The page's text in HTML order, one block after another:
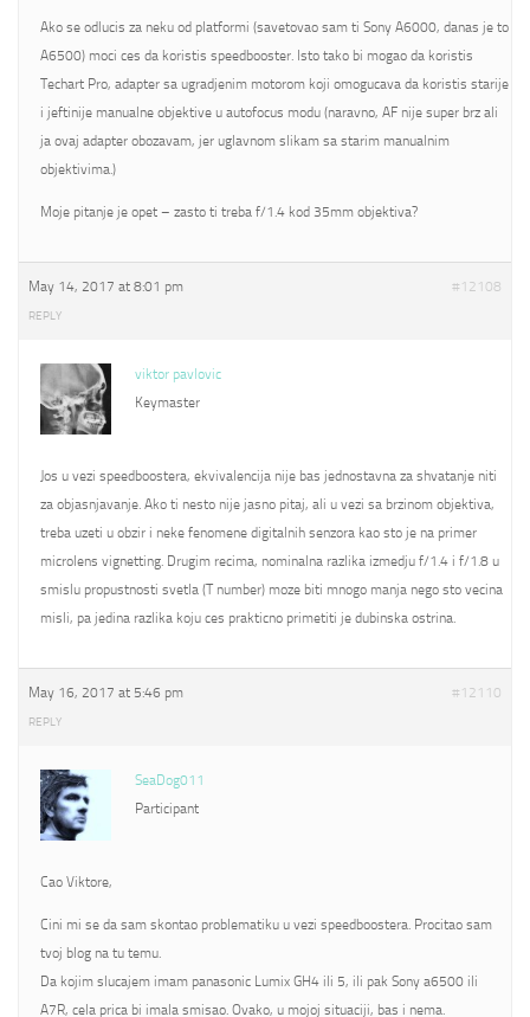
Ako se odlucis za neku od platformi (savetovao sam ti Sony A6000, danas je to
A6500) moci ces da koristis speedbooster. Isto tako bi mogao da koristis
Techart Pro, adapter sa ugradjenim motorom koji omogucava da koristis starije
i jeftinije manualne objektive u autofocus modu (naravno, AF nije super brz ali
ja ovaj adapter obozavam, jer uglavnom slikam sa starim manualnim
objektivima.)
Moje pitanje je opet – zasto ti treba f/1.4 kod 35mm objektiva?
May 14, 2017 at 8:01 pm #12108
REPLY
viktor pavlovic
Keymaster
Jos u vezi speedboostera, ekvivalencija nije bas jednostavna za shvatanje niti
za objasnjavanje. Ako ti nesto nije jasno pitaj, ali u vezi sa brzinom objektiva,
treba uzeti u obzir i neke fenomene digitalnih senzora kao sto je na primer
microlens vignetting. Drugim recima, nominalna razlika izmedju f/1.4 i f/1.8 u
smislu propustnosti svetla (T number) moze biti mnogo manja nego sto vecina
misli, pa jedina razlika koju ces prakticno primetiti je dubinska ostrina.
May 16, 2017 at 5:46 pm #12110
REPLY
SeaDog011
Participant
Cao Viktore,
Cini mi se da sam skontao problematiku u vezi speedboostera. Procitao sam
tvoj blog na tu temu.
Da kojim slucajem imam panasonic Lumix GH4 ili 5, ili pak Sony a6500 ili
A7R, cela prica bi imala smisao. Ovako, u mojoj situaciji, bas i nema.